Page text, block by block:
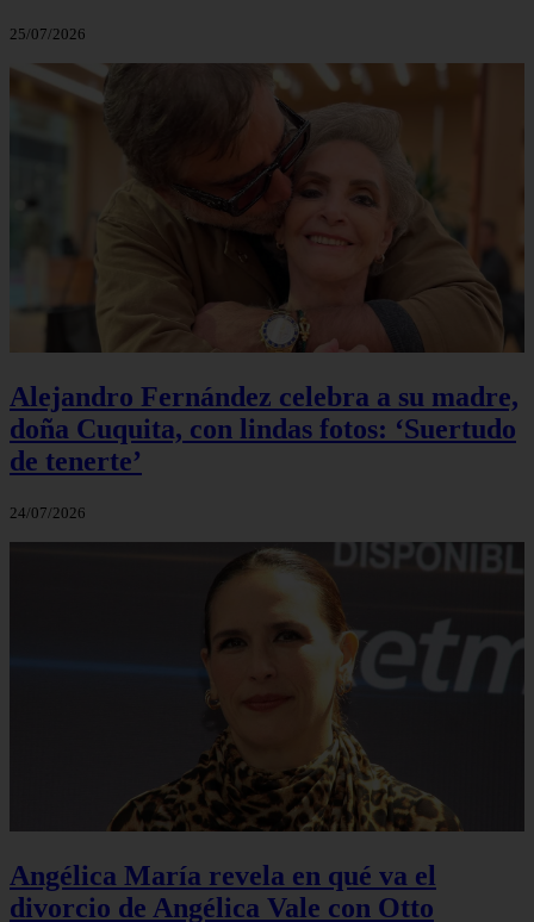
25/07/2026
Alejandro Fernández celebra a su madre,
doña Cuquita, con lindas fotos: ‘Suertudo
de tenerte’
24/07/2026
Angélica María revela en qué va el
divorcio de Angélica Vale con Otto